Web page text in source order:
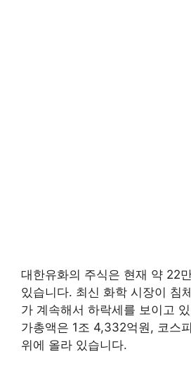
대한유화의 주식은 현재 약 22
있습니다. 최신 화학 시장이 침
가 계속해서 하락세를 보이고
가총액은 1조 4,332억원, 코스
위에 올라 있습니다.